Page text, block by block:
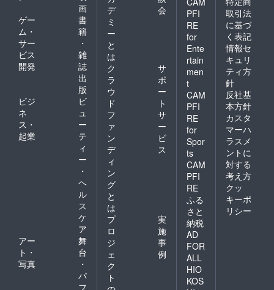
画
ゲー
ム・
サー
ビス
開発
書
籍
・
雑
誌
出
版
ビジ
ネ
ス・
起業
ビ
ュ
ー
テ
ィ
ー
・
ヘ
ル
ス
ケ
ア
アー
ト・
写真
舞
台
・
パ
フ
デ
ミ
ー
と
は
会
ク
ラ
ウ
ド
フ
ァ
ン
デ
ィ
ン
グ
と
は
サ
ポ
ー
ト
サ
ー
ビ
ス
プ
ロ
ジ
ェ
ク
ト
実
施
事
例
PFI
RE
for
Ente
rtain
men
t
CAM
PFI
RE
for
Spor
ts
CAM
PFI
RE
ふる
さと
納税
AD
FOR
ALL
HIO
KOS
取引法
に基づ
く表記
情報セ
キュリ
ティ方
針
反社基
本方針
カスタ
マーハ
ラスメ
ントに
対する
考え方
クッ
キーポ
リシー